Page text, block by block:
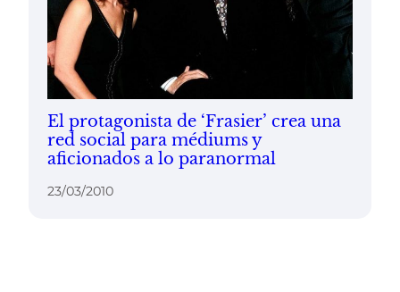
El protagonista de ‘Frasier’ crea una
red social para médiums y
aficionados a lo paranormal
23/03/2010